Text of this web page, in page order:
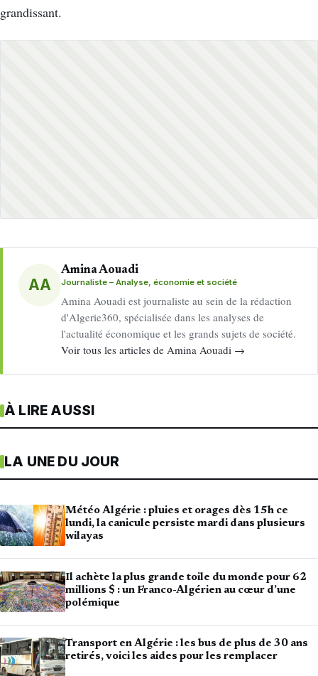
grandissant.
AA
Amina Aouadi
Journaliste – Analyse, économie et société
Amina Aouadi est journaliste au sein de la rédaction
d'Algerie360, spécialisée dans les analyses de
l'actualité économique et les grands sujets de société.
Voir tous les articles de Amina Aouadi →
À LIRE AUSSI
LA UNE DU JOUR
Météo Algérie : pluies et orages dès 15h ce
lundi, la canicule persiste mardi dans plusieurs
wilayas
Il achète la plus grande toile du monde pour 62
millions $ : un Franco-Algérien au cœur d’une
polémique
Transport en Algérie : les bus de plus de 30 ans
retirés, voici les aides pour les remplacer